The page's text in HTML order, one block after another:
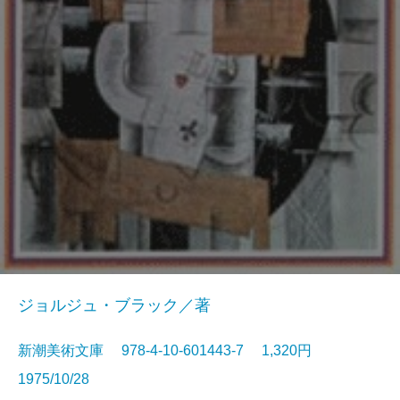
ジョルジュ・ブラック／著
新潮美術文庫 978-4-10-601443-7 1,320円
1975/10/28